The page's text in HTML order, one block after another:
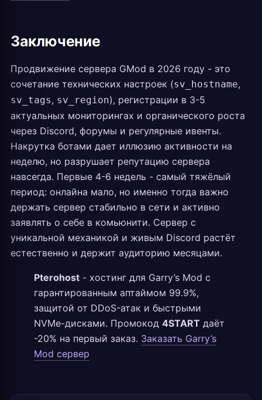
Заключение
Продвижение сервера GMod в 2026 году - это
сочетание технических настроек (sv_hostname,
sv_tags, sv_region), регистрации в 3-5
актуальных мониторингах и органического роста
через Discord, форумы и регулярные ивенты.
Накрутка ботами дает иллюзию активности на
неделю, но разрушает репутацию сервера
навсегда. Первые 4-6 недель - самый тяжёлый
период: онлайна мало, но именно тогда важно
держать сервер стабильно в сети и активно
заявлять о себе в комьюнити. Сервер с
уникальной механикой и живым Discord растёт
естественно и держит аудиторию месяцами.
Pterohost - хостинг для Garry’s Mod с
гарантированным аптаймом 99.9%,
защитой от DDoS-атак и быстрыми
NVMe-дисками. Промокод 4START даёт
-20% на первый заказ. Заказать Garry’s
Mod сервер